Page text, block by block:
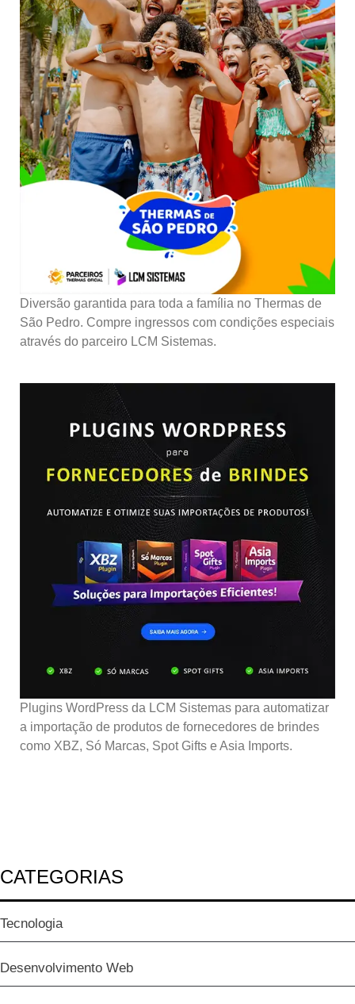
Diversão garantida para toda a família no Thermas de
São Pedro. Compre ingressos com condições especiais
através do parceiro LCM Sistemas.
Plugins WordPress da LCM Sistemas para automatizar
a importação de produtos de fornecedores de brindes
como XBZ, Só Marcas, Spot Gifts e Asia Imports.
CATEGORIAS
Tecnologia
Desenvolvimento Web